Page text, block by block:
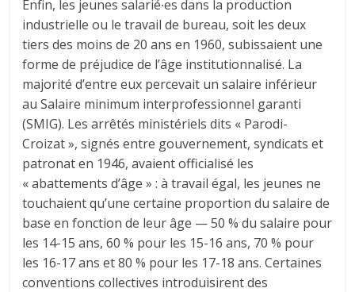
Enfin, les jeunes salarié∙es dans la production
industrielle ou le travail de bureau, soit les deux
tiers des moins de 20 ans en 1960, subissaient une
forme de préjudice de l’âge institutionnalisé. La
majorité d’entre eux percevait un salaire inférieur
au Salaire minimum interprofessionnel garanti
(SMIG). Les arrêtés ministériels dits « Parodi-
Croizat », signés entre gouvernement, syndicats et
patronat en 1946, avaient officialisé les
« abattements d’âge » : à travail égal, les jeunes ne
touchaient qu’une certaine proportion du salaire de
base en fonction de leur âge — 50 % du salaire pour
les 14-15 ans, 60 % pour les 15-16 ans, 70 % pour
les 16-17 ans et 80 % pour les 17-18 ans. Certaines
conventions collectives introduisirent des